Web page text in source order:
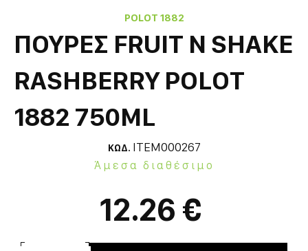
POLOT 1882
ΠΟΥΡΕΣ FRUIT N SHAKE
RASHBERRY POLOT
1882 750ML
ΚΩΔ. ITEM000267
Άμεσα διαθέσιμο
12.26 €